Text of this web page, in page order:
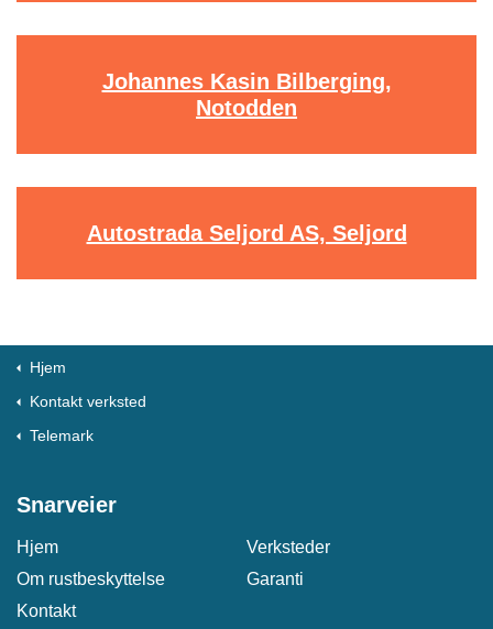
Johannes Kasin Bilberging,
Notodden
Autostrada Seljord AS, Seljord
Hjem
Kontakt verksted
Telemark
Snarveier
Hjem
Verksteder
Om rustbeskyttelse
Garanti
Kontakt